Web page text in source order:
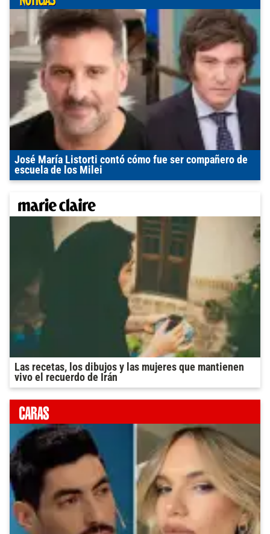
José María Listorti contó cómo fue ser compañero de
escuela de los Milei
Las recetas, los dibujos y las mujeres que mantienen
vivo el recuerdo de Irán